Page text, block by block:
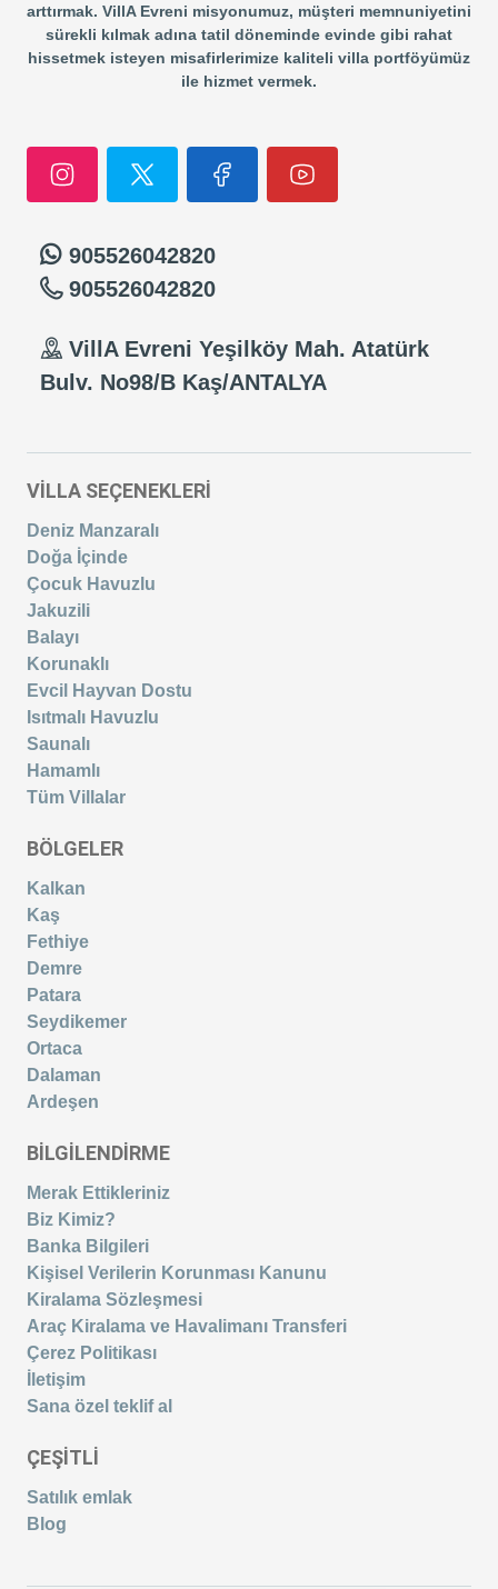
arttırmak. VillA Evreni misyonumuz, müşteri memnuniyetini
sürekli kılmak adına tatil döneminde evinde gibi rahat
hissetmek isteyen misafirlerimize kaliteli villa portföyümüz
ile hizmet vermek.
905526042820
905526042820
VillA Evreni Yeşilköy Mah. Atatürk
Bulv. No98/B Kaş/ANTALYA
VİLLA SEÇENEKLERİ
Deniz Manzaralı
Doğa İçinde
Çocuk Havuzlu
Jakuzili
Balayı
Korunaklı
Evcil Hayvan Dostu
Isıtmalı Havuzlu
Saunalı
Hamamlı
Tüm Villalar
BÖLGELER
Kalkan
Kaş
Fethiye
Demre
Patara
Seydikemer
Ortaca
Dalaman
Ardeşen
BİLGİLENDİRME
Merak Ettikleriniz
Biz Kimiz?
Banka Bilgileri
Kişisel Verilerin Korunması Kanunu
Kiralama Sözleşmesi
Araç Kiralama ve Havalimanı Transferi
Çerez Politikası
İletişim
Sana özel teklif al
ÇEŞİTLİ
Satılık emlak
Blog